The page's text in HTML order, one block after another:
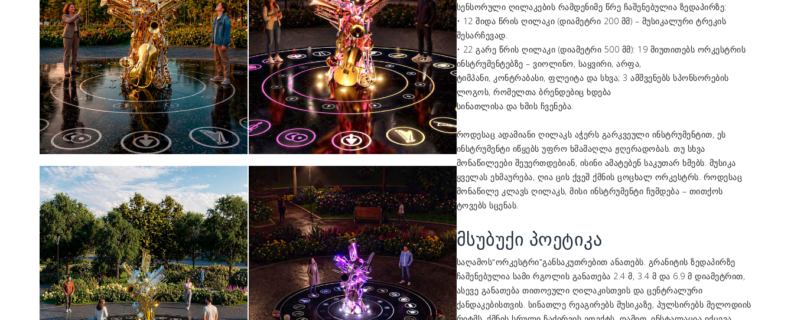
სენსორული ღილაკების რამდენიმე წრე ჩაშენებულია ზედაპირზე:
• 12 შიდა წრის ღილაკი (დიამეტრი 200 მმ) – მუსიკალური ტრეკის
შესარჩევად.
• 22 გარე წრის ღილაკი (დიამეტრი 500 მმ): 19 მიუთითებს ორკესტრის
ინსტრუმენტებზე – ვიოლინო, საყვირი, არფა,
ტიმპანი, კონტრაბასი, ფლეიტა და სხვა; 3 ამშვენებს სპონსორების
ლოგოს, რომელთა ბრენდებიც ხდება
სინათლისა და ხმის ჩვენება.
როდესაც ადამიანი ღილაკს აჭერს გარკვეული ინსტრუმენტით, ეს
ინსტრუმენტი იწყებს უფრო ხმამაღლა ჟღერადობას. თუ სხვა
მონაწილეები შეუერთდებიან, ისინი ამატებენ საკუთარ ხმებს. მუსიკა
ყველას ეხმაურება, ღია ცის ქვეშ ქმნის ცოცხალ ორკესტრს. როდესაც
მონაწილე კლავს ღილაკს, მისი ინსტრუმენტი ჩუმდება – თითქოს
ტოვებს სცენას.
მსუბუქი პოეტიკა
საღამოს“ორკესტრი”განსაკუთრებით ანათებს. გრანიტის ზედაპირზე
ჩაშენებულია სამი რგოლის განათება 2.4 მ, 3.4 მ და 6.9 მ დიამეტრით,
ასევე განათება თითოეული ღილაკისთვის და ცენტრალური
ქანდაკებისთვის. სინათლე რეაგირებს მუსიკაზე, პულსირებს მელოდიის